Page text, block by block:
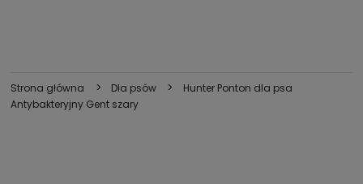
Strona główna > Dla psów >
Hunter Ponton dla psa
Antybakteryjny Gent szary